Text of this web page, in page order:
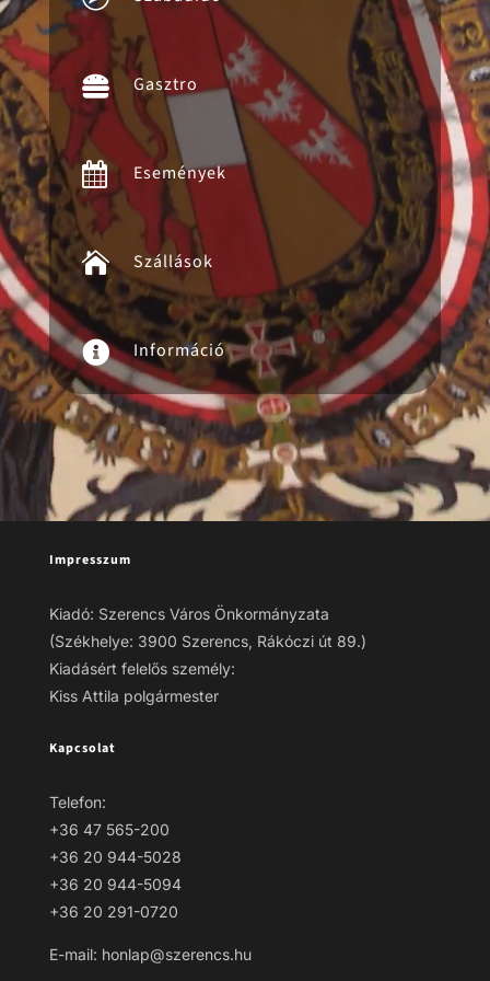
 Gasztro
 Események
 Szállások
 Információ
Impresszum
Kiadó: Szerencs Város Önkormányzata
(Székhelye: 3900 Szerencs, Rákóczi út 89.)
Kiadásért felelős személy:
Kiss Attila polgármester
Kapcsolat
Telefon:
+36 47 565-200
+36 20 944-5028
+36 20 944-5094
+36 20 291-0720
E-mail: honlap@szerencs.hu